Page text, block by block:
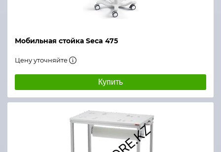
Мобильная стойка Seca 475
Цену уточняйте
Купить